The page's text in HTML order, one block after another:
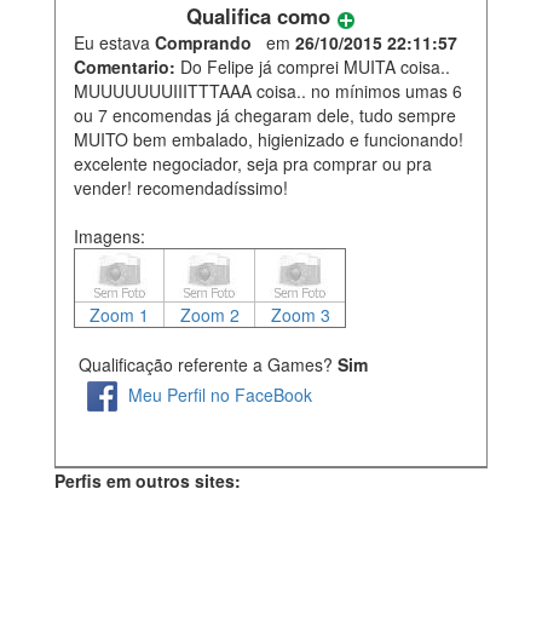
Qualifica como
Eu estava Comprando em 26/10/2015 22:11:57
Comentario: Do Felipe já comprei MUITA coisa..
MUUUUUUUIIITTTAAA coisa.. no mínimos umas 6
ou 7 encomendas já chegaram dele, tudo sempre
MUITO bem embalado, higienizado e funcionando!
excelente negociador, seja pra comprar ou pra
vender! recomendadíssimo!
Imagens:
Zoom 1 Zoom 2 Zoom 3
Qualificação referente a Games? Sim
Meu Perfil no FaceBook
Perfis em outros sites: